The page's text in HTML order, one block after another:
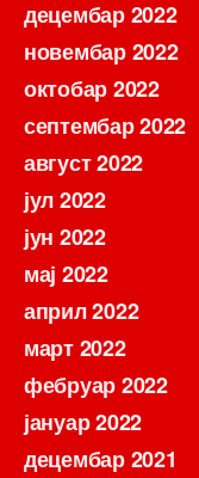
децембар 2022
новембар 2022
октобар 2022
септембар 2022
август 2022
јул 2022
јун 2022
мај 2022
април 2022
март 2022
фебруар 2022
јануар 2022
децембар 2021